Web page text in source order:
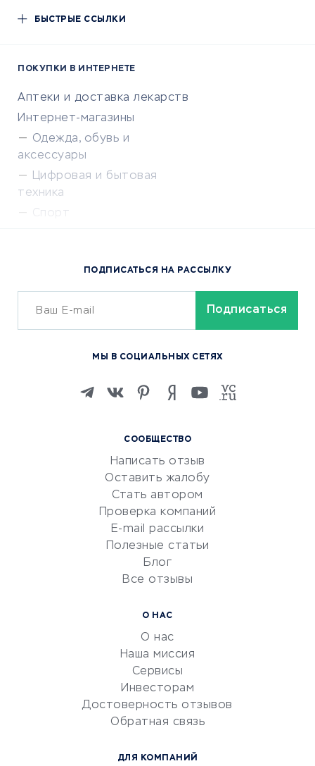
БЫСТРЫЕ ССЫЛКИ
ПОКУПКИ В ИНТЕРНЕТЕ
Аптеки и доставка лекарств
Интернет-магазины
Одежда, обувь и
аксессуары
Цифровая и бытовая
техника
Спорт
Сервисы доставки
ОБУЧЕНИЕ И РАБОТА
Изучение иностранных
Маркетинг и продажи
Репетиторство
Красота и здоровье
Сервисы по поиску работы
Сетевой маркетинг
УСЛУГИ ДЛЯ БИЗНЕСА
документооборот
Юридические компании
СООБЩЕСТВО
Написать отзыв
Оставить жалобу
Стать автором
Проверка компаний
E-mail рассылки
Полезные статьи
Блог
Все отзывы
О НАС
О нас
Наша миссия
Сервисы
Инвесторам
Достоверность отзывов
Обратная связь
ДЛЯ КОМПАНИЙ
ПОДПИСАТЬСЯ НА РАССЫЛКУ
МЫ В СОЦИАЛЬНЫХ СЕТЯХ